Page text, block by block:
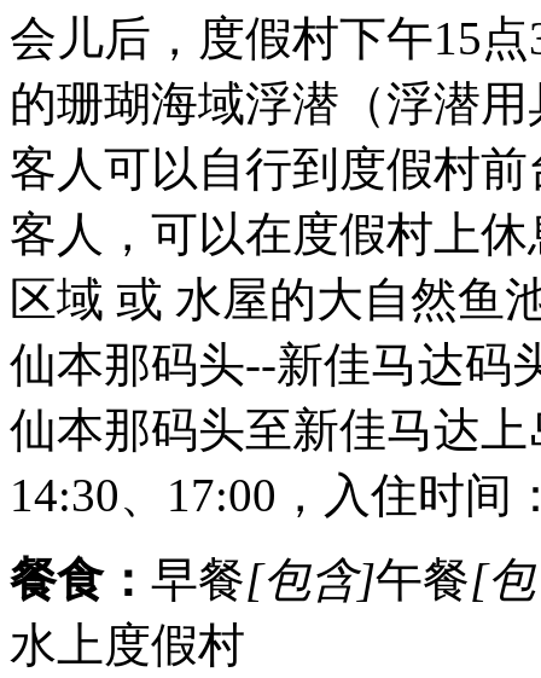
会儿后，度假村下午15
的珊瑚海域浮潜（浮潜
客人可以自行到度假村
客人，可以在度假村上
区域 或 水屋的大自然鱼
仙本那码头--新佳马达码
仙本那码头至新佳马达
14:30、17:00，入住时间
餐食： 早餐[包含]午餐[
水上度假村